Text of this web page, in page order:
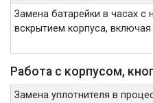
Замена батарейки в часах с
вскрытием корпуса, включая
Работа с корпусом,
Замена уплотнителя в